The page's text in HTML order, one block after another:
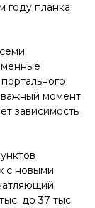
году планка
важный момент
зависимость
с новыми
до 37 тыс.